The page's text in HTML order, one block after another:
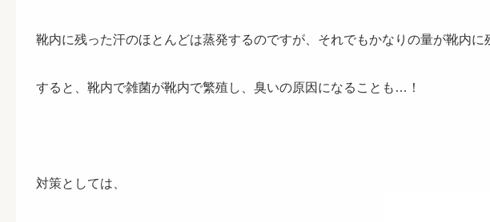
靴内に残った汗のほとんどは蒸発するのですが、それでもかなりの量が靴内に
すると、靴内で雑菌が靴内で繁殖し、臭いの原因になることも…！
対策としては、